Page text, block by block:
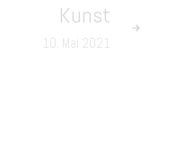
Kunst
10. Mai 2021